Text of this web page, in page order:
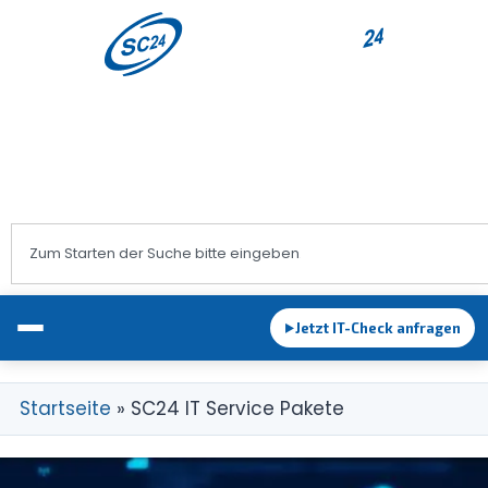
EDV-Betreuung
►Jetzt IT-Check anfragen
Startseite » SC24 IT Service Pakete